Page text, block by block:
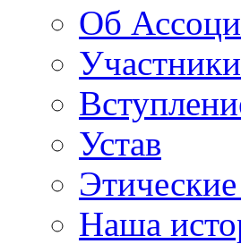
Об
Участники
Устав
Наша